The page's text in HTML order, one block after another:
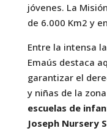
jóvenes. La
de 6.000 Km2 y
Entre la intensa
Emaús destaca
garantizar el
y niñas de la
escuelas de
Joseph Nursery